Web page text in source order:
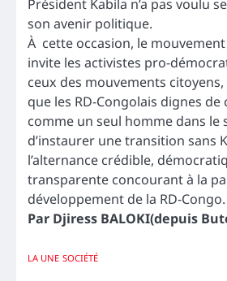
Président Kabila n’a pas voulu
son avenir politique.
À cette occasion, le mouvement
invite les activistes pro-
ceux des mouvements citoyens,
que les RD-Congolais dignes de
comme un seul homme dans le
d’instaurer une transition sans
l’alternance crédible,
transparente concourant à la
développement de la RD-Congo.
Par Djiress BALOKI(depuis
LA UNE SOCIÉTÉ